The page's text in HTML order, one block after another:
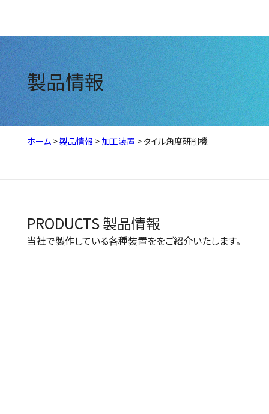
製品情報
ホーム>製品情報 > 加工装置 >タイル角度研削機
PRODUCTS製品情報
当社で製作している各種装置ををご紹介いたします。